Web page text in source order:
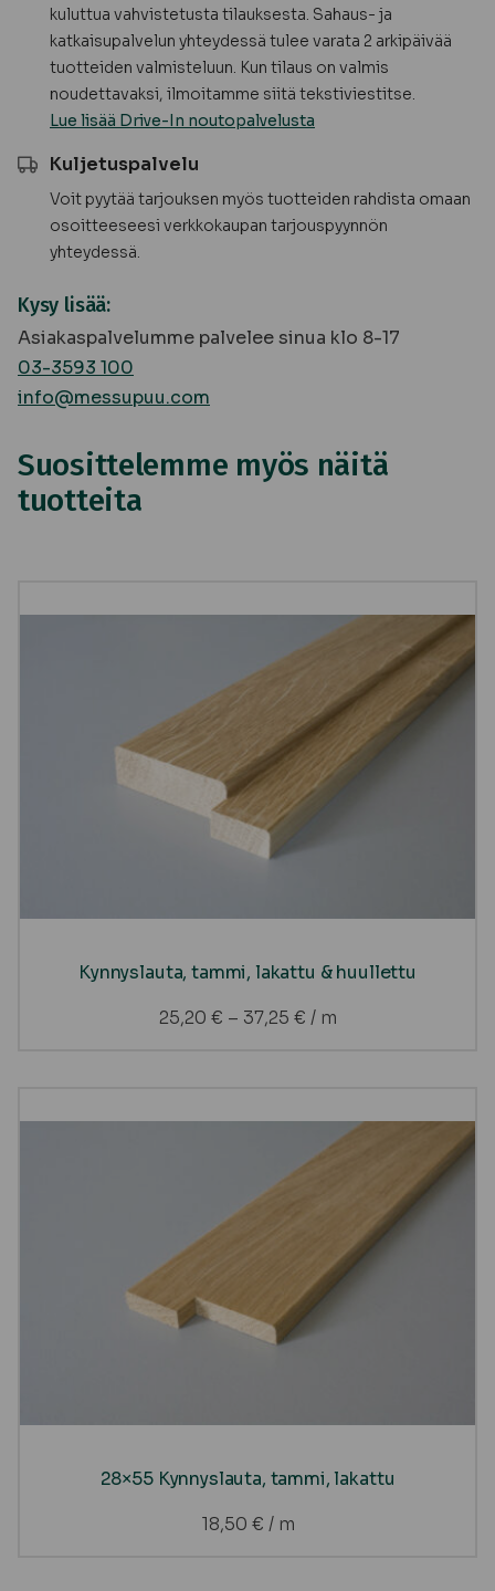
kuluttua vahvistetusta tilauksesta. Sahaus- ja
katkaisupalvelun yhteydessä tulee varata 2 arkipäivää
tuotteiden valmisteluun. Kun tilaus on valmis
noudettavaksi, ilmoitamme siitä tekstiviestitse.
Lue lisää Drive-In noutopalvelusta
Kuljetuspalvelu
Voit pyytää tarjouksen myös tuotteiden rahdista omaan
osoitteeseesi verkkokaupan tarjouspyynnön
yhteydessä.
Kysy lisää:
Asiakaspalvelumme palvelee sinua klo 8-17
03-3593 100
info@messupuu.com
Suosittelemme myös näitä
tuotteita
Kynnyslauta, tammi, lakattu & huullettu
25,20 € – 37,25 € / m
28×55 Kynnyslauta, tammi, lakattu
18,50 € / m